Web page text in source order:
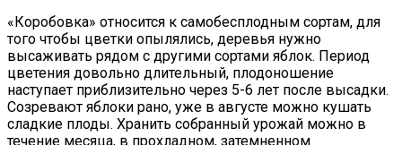
«Коробовка» относится к самобесплодным сортам, для
того чтобы цветки опылялись, деревья нужно
высаживать рядом с другими сортами яблок. Период
цветения довольно длительный, плодоношение
наступает приблизительно через 5-6 лет после высадки.
Созревают яблоки рано, уже в августе можно кушать
сладкие плоды. Хранить собранный урожай можно в
течение месяца, в прохладном, затемненном